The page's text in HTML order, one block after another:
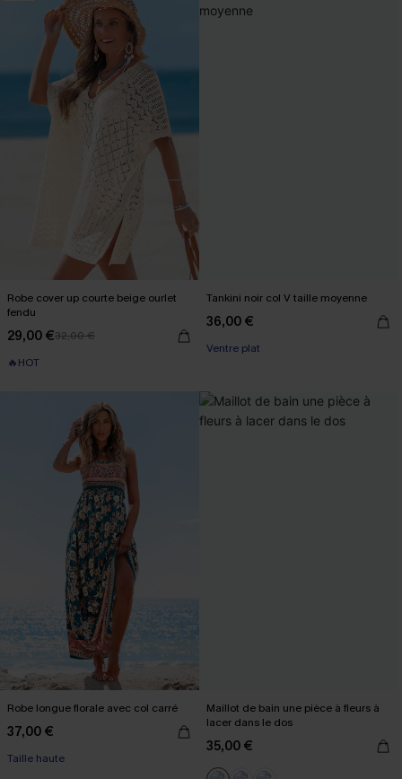
Robe cover up courte beige ourlet
fendu
29,00 €32,00 €
🔥HOT
Tankini noir col V taille moyenne
36,00 €
Ventre plat
Robe longue florale avec col carré
37,00 €
Taille haute
Maillot de bain une pièce à fleurs à
lacer dans le dos
35,00 €